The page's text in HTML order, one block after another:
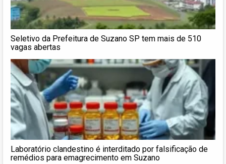
Seletivo da Prefeitura de Suzano SP tem mais de 510
vagas abertas
Laboratório clandestino é interditado por falsificação de
remédios para emagrecimento em Suzano